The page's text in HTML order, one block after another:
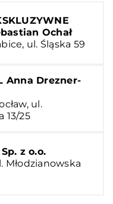
Ochał
ul. Śląska 59
Anna Drezner-
ul.
13/25
z o.o.
Młodzianowska